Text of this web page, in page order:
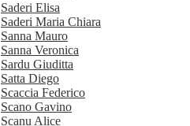
Saderi Elisa
Saderi Maria Chiara
Sanna Mauro
Sanna Veronica
Sardu Giuditta
Satta Diego
Scaccia Federico
Scano Gavino
Scanu Alice